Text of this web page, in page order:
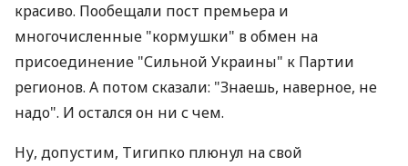
красиво. Пообещали пост премьера и
многочисленные "кормушки" в обмен на
присоединение "Сильной Украины" к Партии
регионов. А потом сказали: "Знаешь, наверное, не
надо". И остался он ни с чем.
Ну, допустим, Тигипко плюнул на свой